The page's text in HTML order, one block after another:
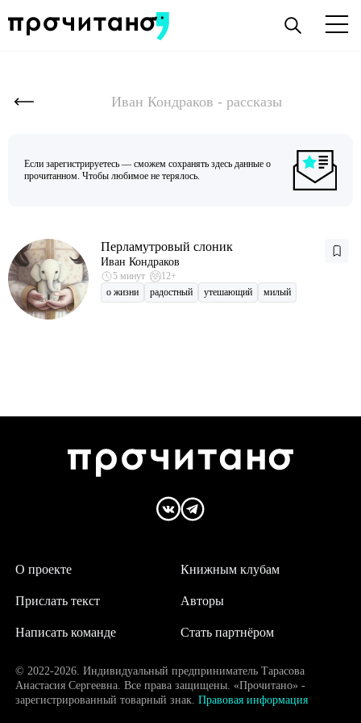
Иван Кондраков - рассказы
Если зарегистрируетесь — сможем сохранять здесь данные о
прочитанном. Чтобы любимое не терялось.
Перламутровый слоник
Иван Кондраков
5 минут
12+
о жизни
радостный утешающий милый
О проекте
Написать команде
Авторы
Прислать текст
Книжным клубам
Стать партнёром
© 2022-2026. Индивидуальный предприниматель Тарасова
Анастасия Сергеевна. Все права защищены. «Прочитано» -
зарегистрированный товарный знак. Правовая информация